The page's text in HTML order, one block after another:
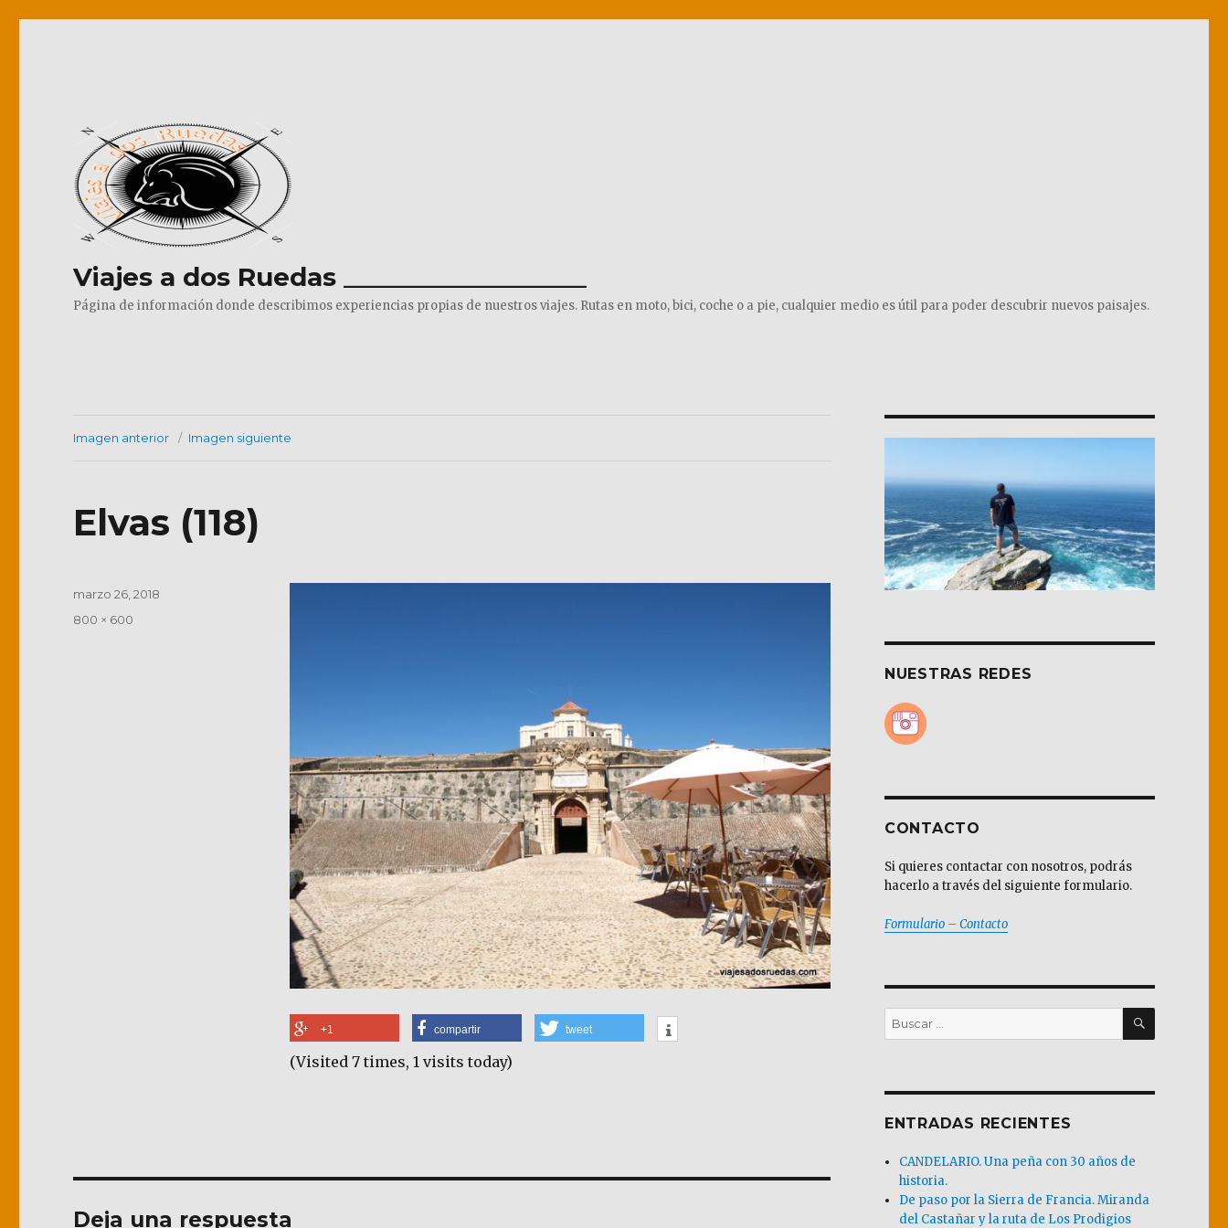
Viajes a dos Ruedas ___________________
Página de información donde describimos experiencias propias de nuestros viajes. Rutas en moto, bici, coche o a pie, cualquier medio es útil para poder descubrir nuevos paisajes.
Imagen anterior Imagen siguiente
Elvas (118)
+1 compartir tweet
(Visited 7 times, 1 visits today)
Publicado
marzo 26, 2018
Tamaño
800 × 600
Deja una respuesta
NUESTRAS REDES
CONTACTO
Si quieres contactar con nosotros, podrás
hacerlo a través del siguiente formulario.
Formulario – Contacto
Buscar
por:
BUSCAR
ENTRADAS RECIENTES
CANDELARIO. Una peña con 30 años de
historia.
De paso por la Sierra de Francia. Miranda
del Castañar y la ruta de Los Prodigios